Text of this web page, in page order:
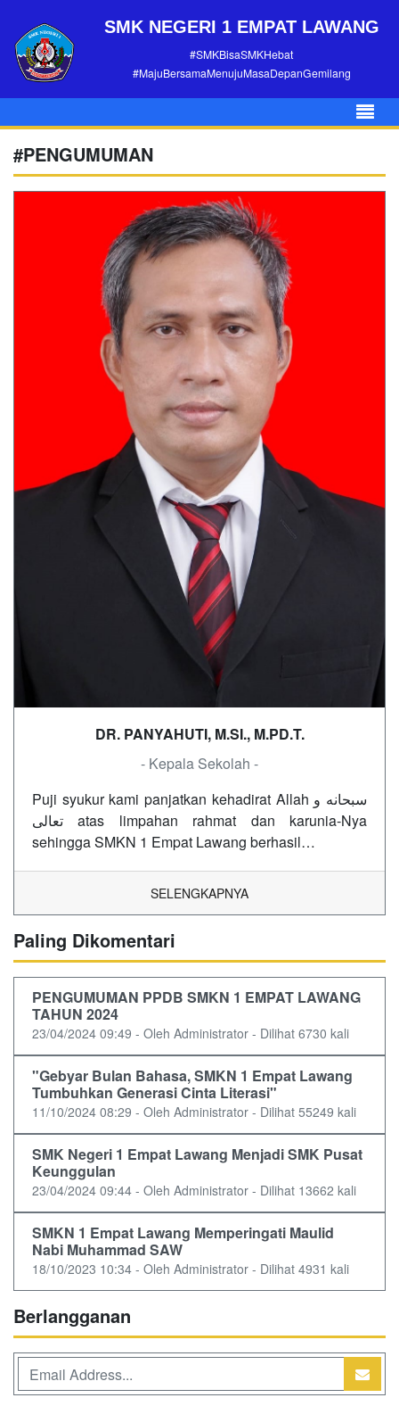
SMK NEGERI 1 EMPAT LAWANG
#SMKBisaSMKHebat
#MajuBersamaMenujuMasaDepanGemilang
#PENGUMUMAN
DR. PANYAHUTI, M.SI., M.PD.T.
- Kepala Sekolah -
Puji syukur kami panjatkan kehadirat Allah سبحانه و
تعالى atas limpahan rahmat dan karunia-Nya
sehingga SMKN 1 Empat Lawang berhasil…
SELENGKAPNYA
Paling Dikomentari
PENGUMUMAN PPDB SMKN 1 EMPAT LAWANG
TAHUN 2024
23/04/2024 09:49 - Oleh Administrator - Dilihat 6730 kali
"Gebyar Bulan Bahasa, SMKN 1 Empat Lawang
Tumbuhkan Generasi Cinta Literasi"
11/10/2024 08:29 - Oleh Administrator - Dilihat 55249 kali
SMK Negeri 1 Empat Lawang Menjadi SMK Pusat
Keunggulan
23/04/2024 09:44 - Oleh Administrator - Dilihat 13662 kali
SMKN 1 Empat Lawang Memperingati Maulid
Nabi Muhammad SAW
18/10/2023 10:34 - Oleh Administrator - Dilihat 4931 kali
Berlangganan